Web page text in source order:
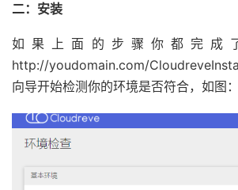
二：安装
如果上面的步骤你都完成
http://youdomain.com/
向导开始检测你的环境是否符合，如图：